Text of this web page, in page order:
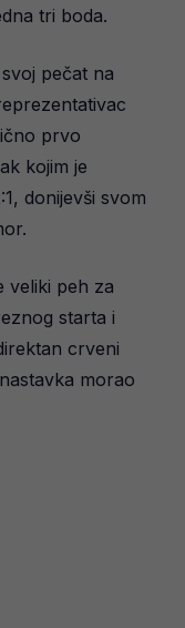
tri boda.
pečat na
prvo
kojim je
donijevši svom
veliki peh za
starta i
crveni
morao